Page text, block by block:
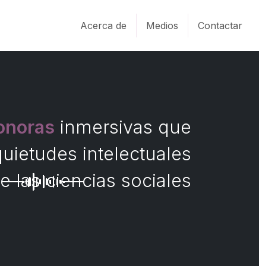
Acerca de Medios Contactar
inmersivas que
intelectuales
las ciencias sociales